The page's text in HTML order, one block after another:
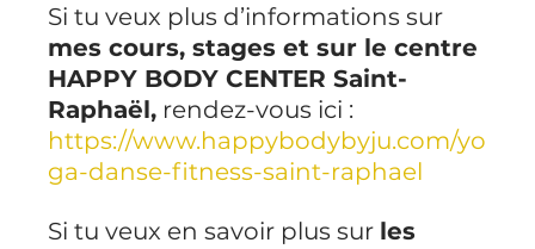
Si tu veux plus d’informations sur
mes cours, stages et sur le centre
HAPPY BODY CENTER Saint-
Raphaël, rendez-vous ici :
https://www.happybodybyju.com/yo
ga-danse-fitness-saint-raphael
Si tu veux en savoir plus sur les